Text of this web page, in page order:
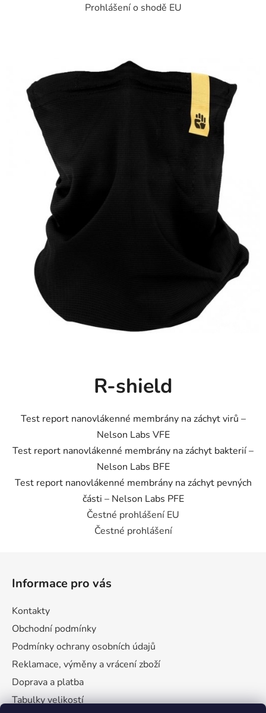
Prohlášení o shodě EU
R-shield
Test report nanovlákenné membrány na záchyt virů –
Nelson Labs VFE
Test report nanovlákenné membrány na záchyt bakterií –
Nelson Labs BFE
Test report nanovlákenné membrány na záchyt pevných
části – Nelson Labs PFE
Čestné prohlášení EU
Čestné prohlášení
Informace pro vás
Kontakty
Obchodní podmínky
Podmínky ochrany osobních údajů
Reklamace, výměny a vrácení zboží
Doprava a platba
Tabulky velikostí